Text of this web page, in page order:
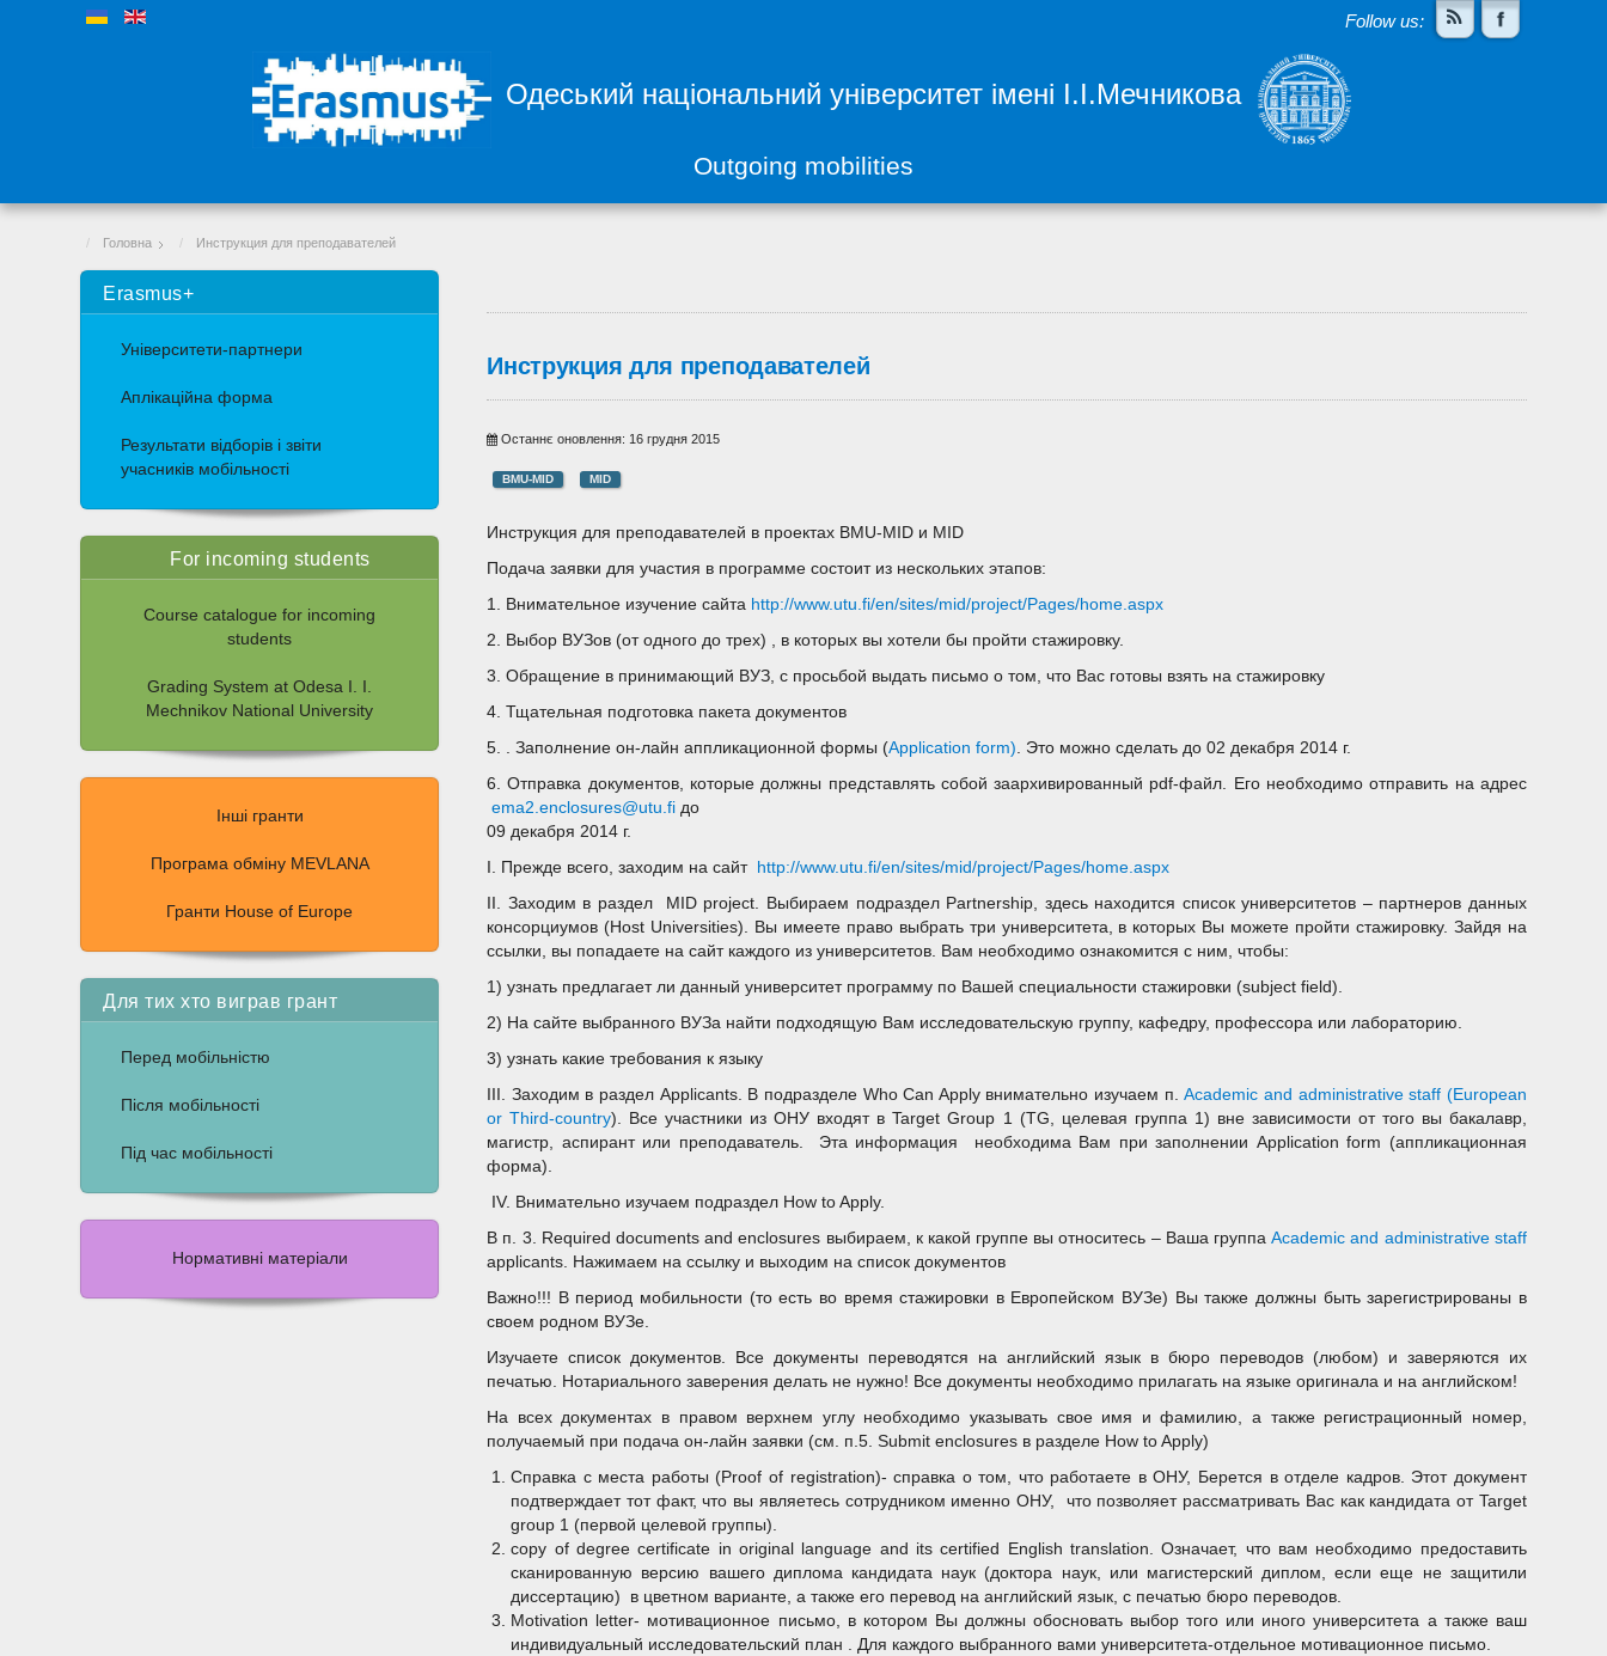
Follow us:
Одеський національний університет імені І.І.Мечникова
Outgoing mobilities
Головна Инструкция для преподавателей
Erasmus+
Університети-партнери
Аплікаційна форма
Результати відборів і звіти
учасників мобільності
For incoming students
Course catalogue for incoming
students
Grading System at Odesa I. I.
Mechnikov National University
Інші гранти
Програма обміну MEVLANA
Гранти House of Europe
Для тих хто виграв грант
Перед мобільністю
Після мобільності
Під час мобільності
Нормативні матеріали
Инструкция для преподавателей
Останнє оновлення: 16 грудня 2015
BMU-MID MID
Инструкция для преподавателей в проектах BMU-MID и MID
Подача заявки для участия в программе состоит из нескольких этапов:
1. Внимательное изучение сайтa http://www.utu.fi/en/sites/mid/project/Pages/home.aspx
2. Выбор ВУЗов (от одного до трех) , в которых вы хотели бы пройти стажировку.
3. Обращение в принимающий ВУЗ, с просьбой выдать письмо о том, что Вас готовы взять на стажировку
4. Тщательная подготовка пакета документов
5. . Заполнение он-лайн аппликационной формы (Application form). Это можно сделать до 02 декабря 2014 г.
6. Отправка документов, которые должны представлять собой заархивированный pdf-файл. Его необходимо отправить на адрес
ema2.enclosures@utu.fi до
09 декабря 2014 г.
I. Прежде всего, заходим на сайт http://www.utu.fi/en/sites/mid/project/Pages/home.aspx
II. Заходим в раздел MID project. Выбираем подраздел Partnership, здесь находится список университетов – партнеров данных
консорциумов (Host Universities). Вы имеете право выбрать три университета, в которых Вы можете пройти стажировку. Зайдя на
ссылки, вы попадаете на сайт каждого из университетов. Вам необходимо ознакомится с ним, чтобы:
1) узнать предлагает ли данный университет программу по Вашей специальности стажировки (subject field).
2) На сайте выбранного ВУЗа найти подходящую Вам исследовательскую группу, кафедру, профессора или лабораторию.
3) узнать какие требования к языку
III. Заходим в раздел Applicants. В подразделе Who Can Apply внимательно изучаем п. Academic and administrative staff (European
or Third-country). Все участники из ОНУ входят в Target Group 1 (TG, целевая группа 1) вне зависимости от того вы бакалавр,
магистр, аспирант или преподаватель. Эта информация необходима Вам при заполнении Application form (аппликационная
форма).
IV. Внимательно изучаем подраздел How to Apply.
В п. 3. Required documents and enclosures выбираем, к какой группе вы относитесь – Ваша группаAcademic and administrative staff
applicants. Нажимаем на ссылку и выходим на список документов
Важно!!! В период мобильности (то есть во время стажировки в Европейском ВУЗе) Вы также должны быть зарегистрированы в
своем родном ВУЗе.
Изучаете список документов. Все документы переводятся на английский язык в бюро переводов (любом) и заверяются их
печатью. Нотариального заверения делать не нужно! Все документы необходимо прилагать на языке оригинала и на английском!
На всех документах в правом верхнем углу необходимо указывать свое имя и фамилию, а также регистрационный номер,
получаемый при подача он-лайн заявки (см. п.5. Submit enclosures в разделе How to Apply)
Справка с места работы (Proof of registration)- справка о том, что работаете в ОНУ, Берется в отделе кадров. Этот документ
подтверждает тот факт, что вы являетесь сотрудником именно ОНУ, что позволяет рассматривать Вас как кандидата от Target
group 1 (первой целевой группы).
copy of degree certificate in original language and its certified English translation. Означает, что вам необходимо предоставить
сканированную версию вашего диплома кандидата наук (доктора наук, или магистерский диплом, если еще не защитили
диссертацию) в цветном варианте, а также его перевод на английский язык, с печатью бюро переводов.
Motivation letter- мотивационное письмо, в котором Вы должны обосновать выбор того или иного университета а также ваш
индивидуальный исследовательский план . Для каждого выбранного вами университета-отдельное мотивационное письмо.